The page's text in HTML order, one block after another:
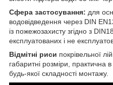
Сфера застосування: для
водовідведення через DIN
із пожежозахисту згідно з
експлуатованих і не
Відмітні риси покрівельної
габаритні розміри, практична
будь-якої складності монтажу.